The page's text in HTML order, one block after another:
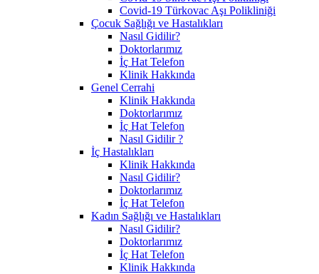
Covid-19 Türkovac Aşı Polikliniği
Çocuk Sağlığı ve Hastalıkları
Nasıl Gidilir?
Doktorlarımız
İç Hat Telefon
Klinik Hakkında
Genel Cerrahi
Klinik Hakkında
Doktorlarımız
İç Hat Telefon
Nasıl Gidilir ?
İç Hastalıkları
Klinik Hakkında
Nasıl Gidilir?
Doktorlarımız
İç Hat Telefon
Kadın Sağlığı ve Hastalıkları
Nasıl Gidilir?
Doktorlarımız
İç Hat Telefon
Klinik Hakkında